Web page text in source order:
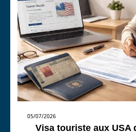
05/07/2026
Visa touriste aux USA